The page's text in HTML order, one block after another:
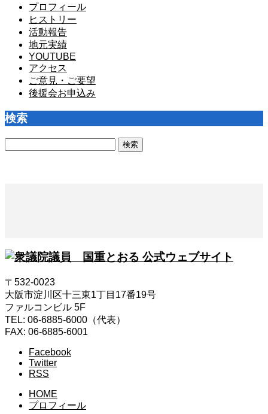
プロフィール
ヒストリー
活動報告
地元実績
YOUTUBE
アクセス
ご意見・ご要望
後援会お申込み
検索
〒532-0023
大阪市淀川区十三東1丁目17番19号
ファルコンビル 5F
TEL: 06-6885-6000（代表）
FAX: 06-6885-6001
Facebook
Twitter
RSS
HOME
プロフィール